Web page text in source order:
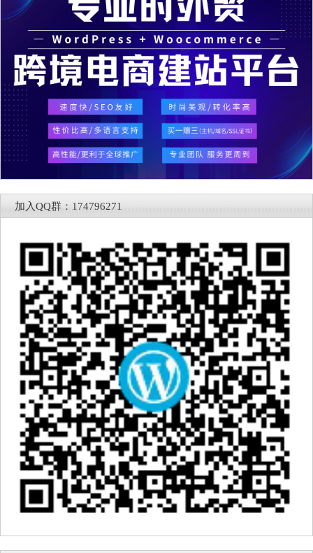
加入QQ群：174796271